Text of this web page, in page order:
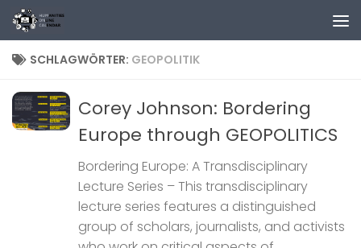
Zum Inhalt springen
SCHLAGWÖRTER: GEOPOLITIK
Corey Johnson: Bordering
Europe through GEOPOLITICS
Bordering Europe: A Transdisciplinary
Lecture Series – This transdisciplinary
lecture series features a distinguished
group of scholars, journalists, and activists